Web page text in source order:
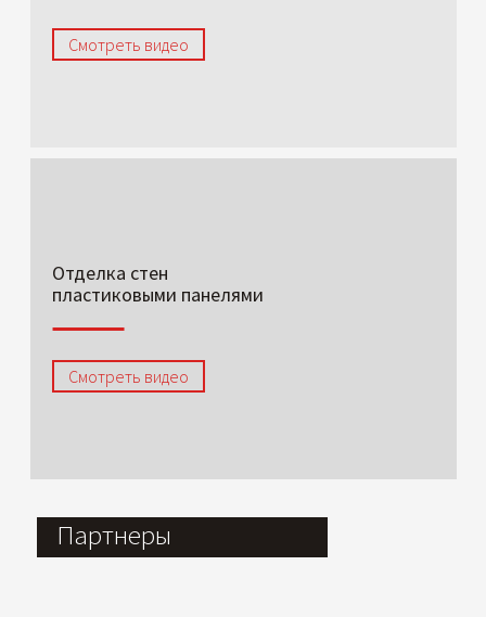
Смотреть видео
Отделка стен
пластиковыми панелями
Смотреть видео
Партнеры